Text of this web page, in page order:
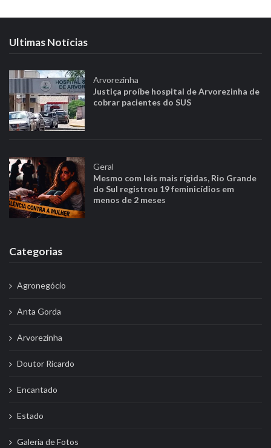
Ultimas Notícias
Arvorezinha
Justiça proíbe hospital de Arvorezinha de
cobrar pacientes do SUS
Geral
Mesmo com leis mais rígidas, Rio Grande
do Sul registrou 19 feminicídios em
menos de 2 meses
Categorias
Agronegócio
Anta Gorda
Arvorezinha
Doutor Ricardo
Encantado
Estado
Galeria de Fotos